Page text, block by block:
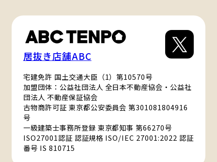
居抜き店舗ABC
宅建免許 国土交通大臣（1）第10570号
加盟団体：公益社団法人 全日本不動産協会・公益社
団法人 不動産保証協会
古物商許可証 東京都公安委員会 第301081804916
号
一級建築士事務所登録 東京都知事 第66270号
ISO27001認証 認証規格 ISO/IEC 27001:2022 認証
番号 IS 810715